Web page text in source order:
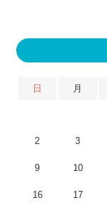
日 月
2 3
9 10
16 17